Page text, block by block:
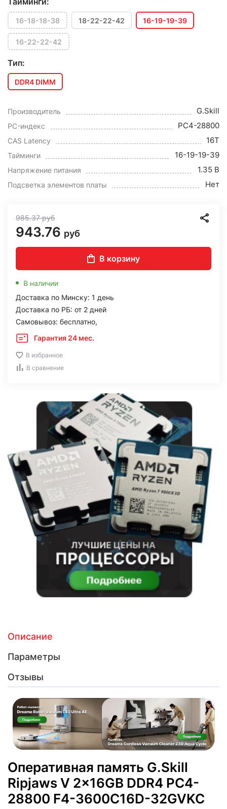
16-18-18-38 18-22-22-42 16-19-19-39
16-22-22-42
Тип:
DDR4 DIMM
Производитель G.Skill
PC-индекс PC4-28800
CAS Latency 16T
Тайминги 16-19-19-39
Напряжение питания 1.35 В
Подсветка элементов платы Нет
985.37руб
943.76 руб
В корзину
В наличии
Доставка по Минску: 1 день
Доставка по РБ: от 2 дней
Самовывоз: бесплатно,
Гарантия 24 мес.
В избранное
В сравнение
Описание
Параметры
Отзывы
Оперативная память G.Skill
Ripjaws V 2x16GB DDR4 PC4-
28800 F4-3600C16D-32GVKC